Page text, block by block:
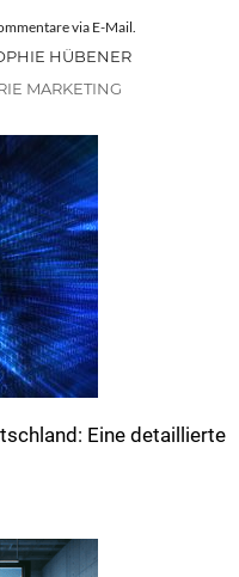
via E-Mail.
HÜBENER
MARKETING
Eine detaillierte